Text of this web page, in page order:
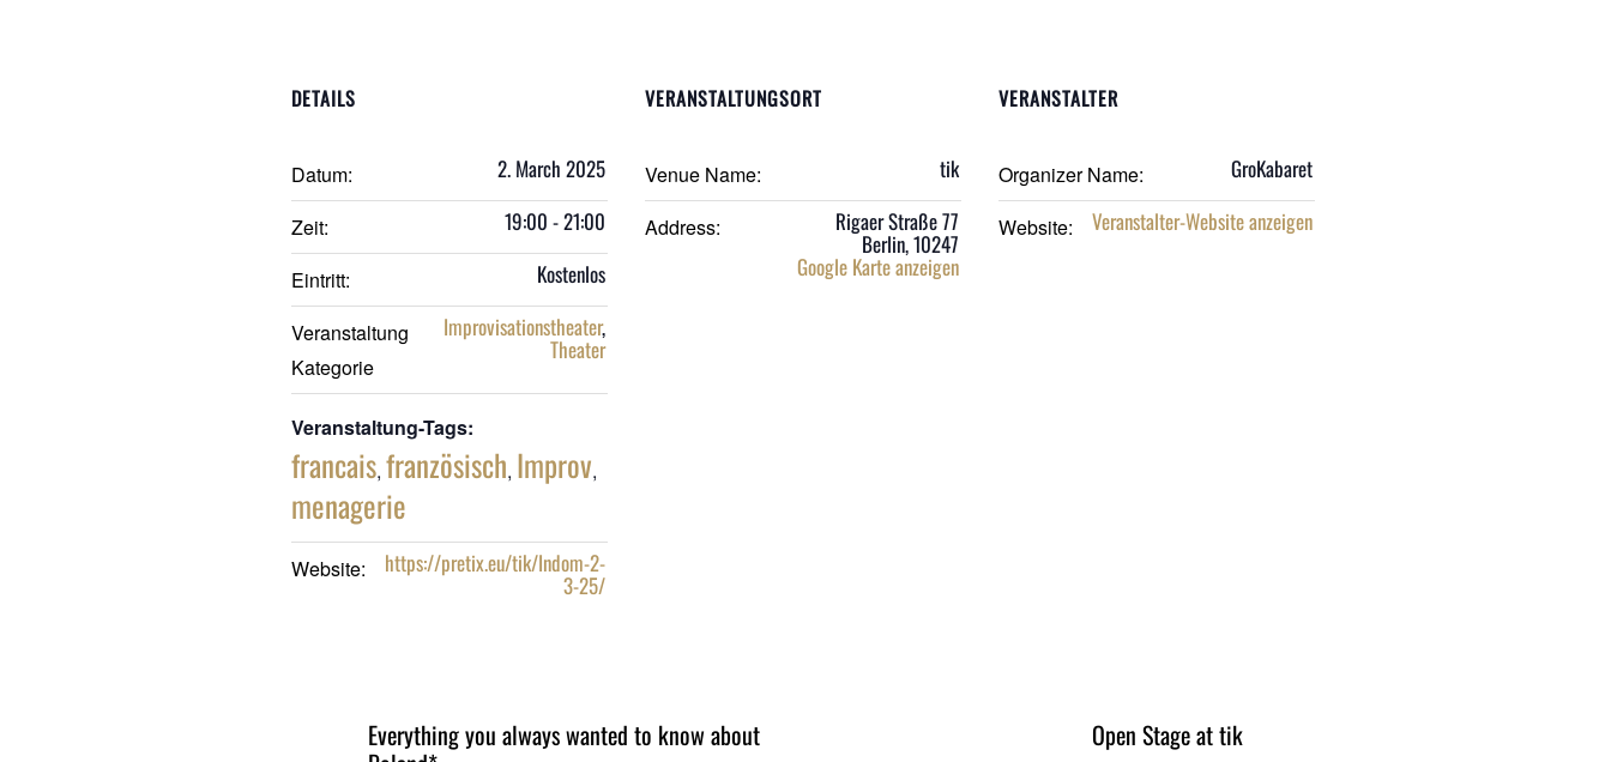
DETAILS
Datum: 2. March 2025
Zeit: 19:00 - 21:00
Eintritt: Kostenlos
Veranstaltung
Kategorie
Improvisationstheater,
Theater
Veranstaltung-Tags:
francais, französisch, Improv,
menagerie
Website: https://pretix.eu/tik/Indom-2-
3-25/
VERANSTALTUNGSORT
Venue Name: tik
Address: Rigaer Straße 77
Berlin,10247
Google Karte anzeigen
VERANSTALTER
Organizer Name: GroKabaret
Website: Veranstalter-Website anzeigen
Everything you always wanted to know about
Open Stage at tik